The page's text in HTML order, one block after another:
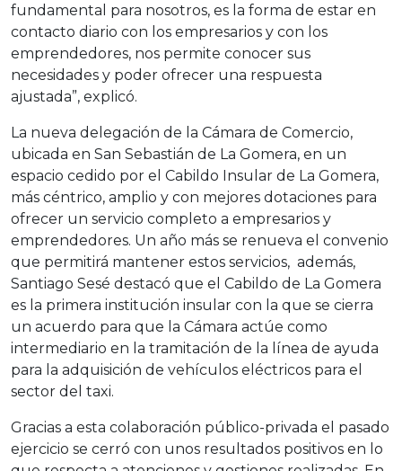
fundamental para nosotros, es la forma de estar en
contacto diario con los empresarios y con los
emprendedores, nos permite conocer sus
necesidades y poder ofrecer una respuesta
ajustada”, explicó.
La nueva delegación de la Cámara de Comercio,
ubicada en San Sebastián de La Gomera, en un
espacio cedido por el Cabildo Insular de La Gomera,
más céntrico, amplio y con mejores dotaciones para
ofrecer un servicio completo a empresarios y
emprendedores. Un año más se renueva el convenio
que permitirá mantener estos servicios, además,
Santiago Sesé destacó que el Cabildo de La Gomera
es la primera institución insular con la que se cierra
un acuerdo para que la Cámara actúe como
intermediario en la tramitación de la línea de ayuda
para la adquisición de vehículos eléctricos para el
sector del taxi.
Gracias a esta colaboración público-privada el pasado
ejercicio se cerró con unos resultados positivos en lo